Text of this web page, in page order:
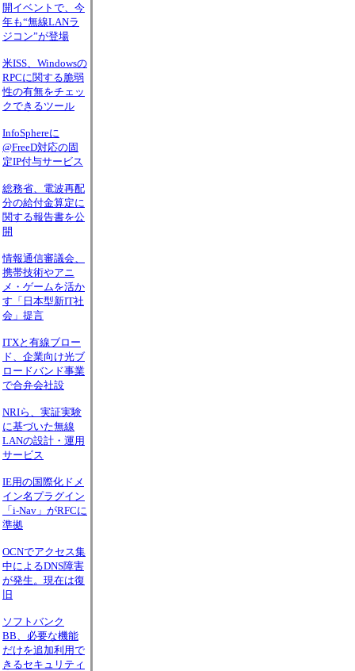
開イベントで、今
年も“無線LANラ
ジコン”が登場
米ISS、Windowsの
RPCに関する脆弱
性の有無をチェッ
クできるツール
InfoSphereに
@FreeD対応の固
定IP付与サービス
総務省、電波再配
分の給付金算定に
関する報告書を公
開
情報通信審議会、
携帯技術やアニ
メ・ゲームを活か
す「日本型新IT社
会」提言
ITXと有線ブロー
ド、企業向け光ブ
ロードバンド事業
で合弁会社設
NRIら、実証実験
に基づいた無線
LANの設計・運用
サービス
IE用の国際化ドメ
イン名プラグイン
「i-Nav」がRFCに
準拠
OCNでアクセス集
中によるDNS障害
が発生。現在は復
旧
ソフトバンク
BB、必要な機能
だけを追加利用で
きるセキュリティ